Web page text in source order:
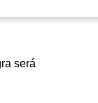
será